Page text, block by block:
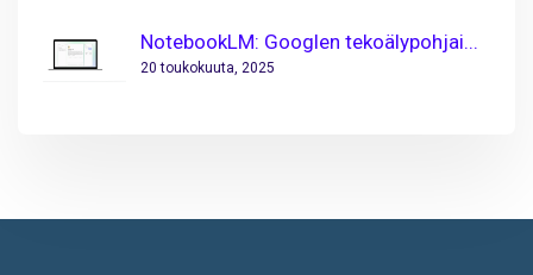
NotebookLM: Googlen tekoälypohjai...
20 toukokuuta, 2025